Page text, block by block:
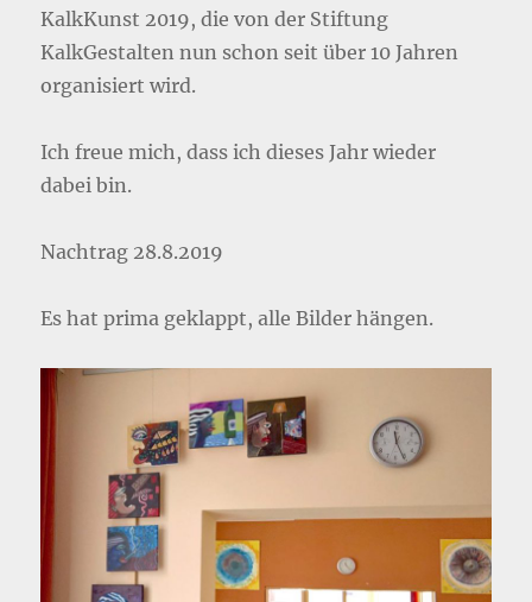
KalkKunst 2019, die von der Stiftung
KalkGestalten nun schon seit über 10 Jahren
organisiert wird.
Ich freue mich, dass ich dieses Jahr wieder
dabei bin.
Nachtrag 28.8.2019
Es hat prima geklappt, alle Bilder hängen.